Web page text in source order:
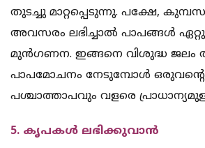
തുടച്ചു മാറ്റപ്പെടുന്നു. പക്ഷേ,
അവസരം ലഭിച്ചാൽ പാപങ്ങൾ
മുൻഗണന. ഇങ്ങനെ വിശുദ്ധ ജലം
പാപമോചനം നേടുമ്പോൾ ഒരുവന്റെ
പശ്ചാത്താപവും വളരെ
5. കൃപകൾ ലഭിക്കുവാൻ